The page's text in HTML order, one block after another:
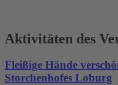
Aktivitäten des
Fleißige Hände
Storchenhofes Loburg